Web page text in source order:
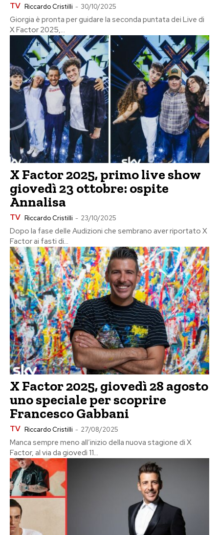
TV Riccardo Cristilli - 30/10/2025
Giorgia è pronta per guidare la seconda puntata dei Live di
X Factor 2025,...
X Factor 2025, primo live show
giovedì 23 ottobre: ospite
Annalisa
TV Riccardo Cristilli - 23/10/2025
Dopo la fase delle Audizioni che sembrano aver riportato X
Factor ai fasti di...
X Factor 2025, giovedì 28 agosto
uno speciale per scoprire
Francesco Gabbani
TV Riccardo Cristilli - 27/08/2025
Manca sempre meno all’inizio della nuova stagione di X
Factor, al via da giovedì 11...